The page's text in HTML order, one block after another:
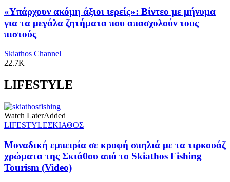
«Υπάρχουν ακόμη άξιοι ιερείς»: Βίντεο με μήνυμα
για τα μεγάλα ζητήματα που απασχολούν τους
πιστούς
Skiathos Channel
22.7K
LIFESTYLE
Watch LaterAdded
LIFESTYLEΣΚΙΑΘΟΣ
Μοναδική εμπειρία σε κρυφή σπηλιά με τα τιρκουάζ
χρώματα της Σκιάθου από το Skiathos Fishing
Tourism (Video)